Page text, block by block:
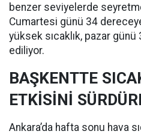
benzer seviyelerde
Cumartesi günü 34
yüksek sıcaklık, pazar
ediliyor.
BAŞKENTTE
ETKİSİNİ
Ankara’da hafta sonu hava